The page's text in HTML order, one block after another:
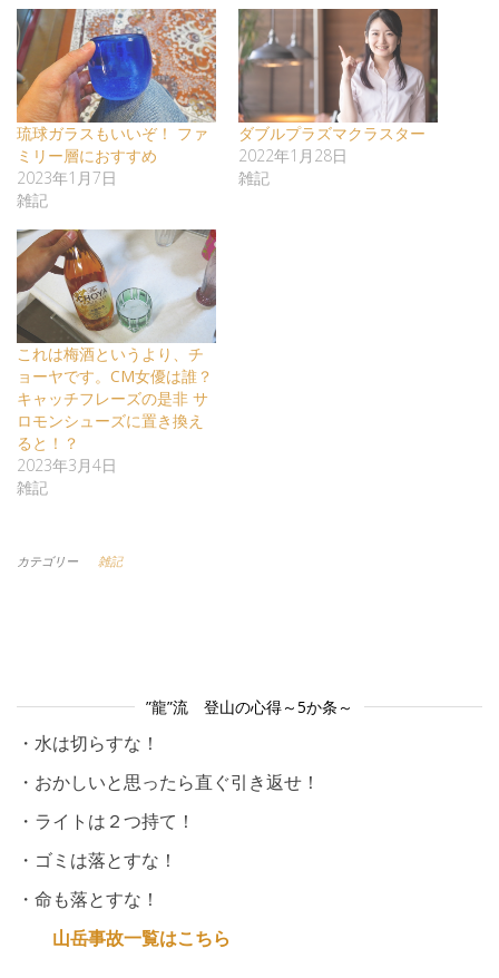
琉球ガラスもいいぞ！ ファ
ミリー層におすすめ
2023年1月7日
雑記
ダブルプラズマクラスター
2022年1月28日
雑記
これは梅酒というより、チ
ョーヤです。CM女優は誰？
キャッチフレーズの是非 サ
ロモンシューズに置き換え
ると！？
2023年3月4日
雑記
カテゴリー 雑記
”龍”流 登山の心得～5か条～
・水は切らすな！
・おかしいと思ったら直ぐ引き返せ！
・ライトは２つ持て！
・ゴミは落とすな！
・命も落とすな！
山岳事故一覧はこちら